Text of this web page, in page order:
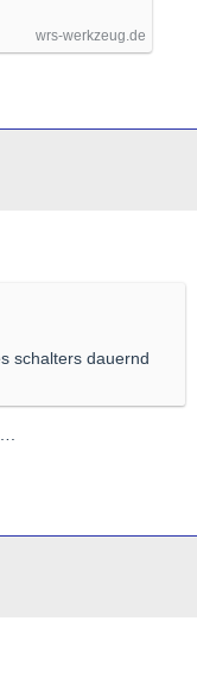
wrs-werkzeug.de
schalters dauernd